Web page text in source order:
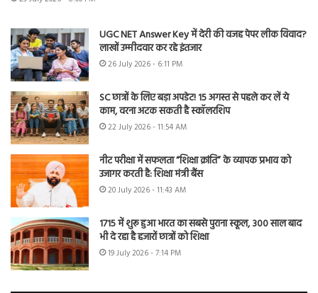
UGC NET Answer Key में देरी की वजह पेपर लीक विवाद?
लाखों उम्मीदवार कर रहे इंतजार
26 July 2026 - 6:11 PM
SC छात्रों के लिए बड़ा अपडेट! 15 अगस्त से पहले कर लें ये
काम, वरना अटक सकती है स्कॉलरशिप
22 July 2026 - 11:54 AM
नीट परीक्षा में सफलता “शिक्षा क्रांति” के व्यापक प्रभाव को
उजागर करती है: शिक्षा मंत्री बैंस
20 July 2026 - 11:43 AM
1715 में शुरू हुआ भारत का सबसे पुराना स्कूल, 300 साल बाद
भी दे रहा है हजारों छात्रों को शिक्षा
19 July 2026 - 7:14 PM